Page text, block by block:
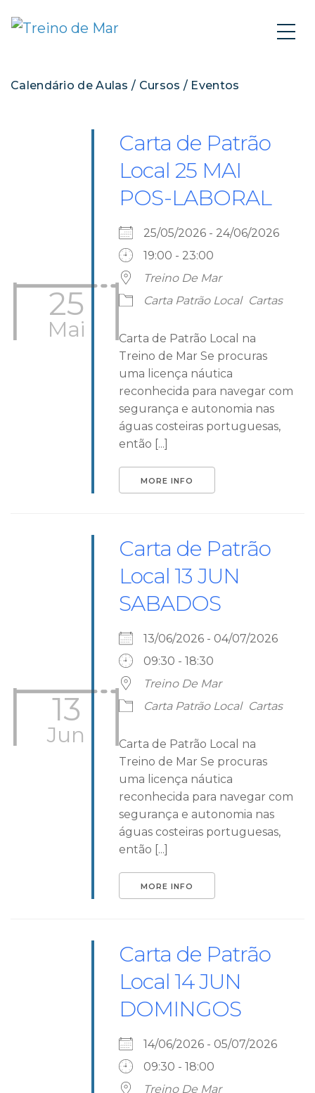
Calendário de Aulas / Cursos / Eventos
25
Mai
Carta de Patrão
Local 25 MAI
POS-LABORAL
25/05/2026 - 24/06/2026
19:00 - 23:00
Treino De Mar
Carta Patrão Local Cartas
Carta de Patrão Local na
Treino de Mar Se procuras
uma licença náutica
reconhecida para navegar com
segurança e autonomia nas
águas costeiras portuguesas,
então [...]
MORE INFO
13
Jun
Carta de Patrão
Local 13 JUN
SABADOS
13/06/2026 - 04/07/2026
09:30 - 18:30
Treino De Mar
Carta Patrão Local Cartas
Carta de Patrão Local na
Treino de Mar Se procuras
uma licença náutica
reconhecida para navegar com
segurança e autonomia nas
águas costeiras portuguesas,
então [...]
MORE INFO
Carta de Patrão
Local 14 JUN
DOMINGOS
14/06/2026 - 05/07/2026
09:30 - 18:00
Treino De Mar